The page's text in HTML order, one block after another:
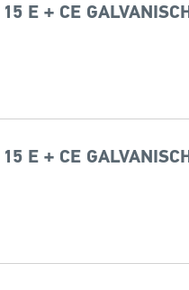
E + CE GALVANISCH
E + CE GALVANISCH